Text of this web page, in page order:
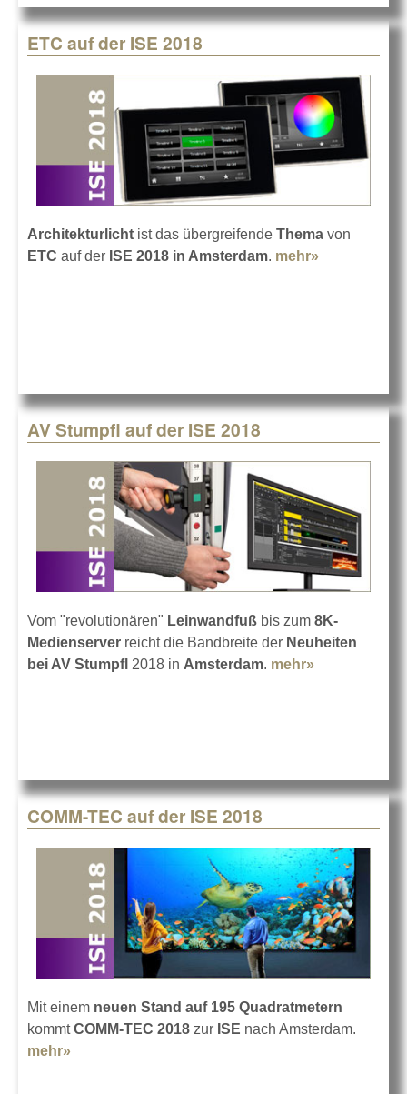
ETC auf der ISE 2018
Architekturlicht ist das übergreifende Thema von
ETC auf der ISE 2018 in Amsterdam. mehr»
AV Stumpfl auf der ISE 2018
Vom "revolutionären" Leinwandfuß bis zum 8K-
Medienserver reicht die Bandbreite der Neuheiten
bei AV Stumpfl 2018 in Amsterdam. mehr»
COMM-TEC auf der ISE 2018
Mit einem neuen Stand auf 195 Quadratmetern
kommtCOMM-TEC 2018 zur ISE nach Amsterdam.
mehr»